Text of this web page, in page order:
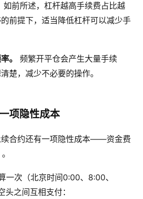
如前所述，杠杆越高手续费占比越
前提下，适当降低杠杆可以减少手
。
频繁开平仓会产生大量手续
楚，减少不必要的操作。
项隐性成本
续合约还有一项隐性成本——资金费
一次（北京时间0:00、8:00、
之间互相支付：